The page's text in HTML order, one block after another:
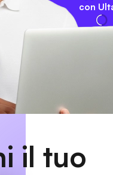
con
il tuo